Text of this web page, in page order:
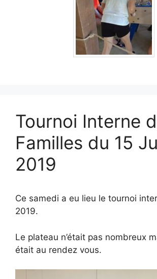
Tournoi Interne
Familles du 15
2019
Ce samedi a eu lieu le tournoi
2019.
Le plateau n’était pas nombreux
était au rendez vous.